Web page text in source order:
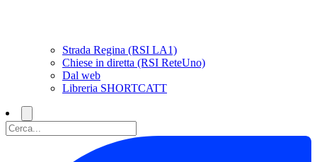
Strada Regina (RSI LA1)
Chiese in diretta (RSI ReteUno)
Dal web
Libreria SHORTCATT